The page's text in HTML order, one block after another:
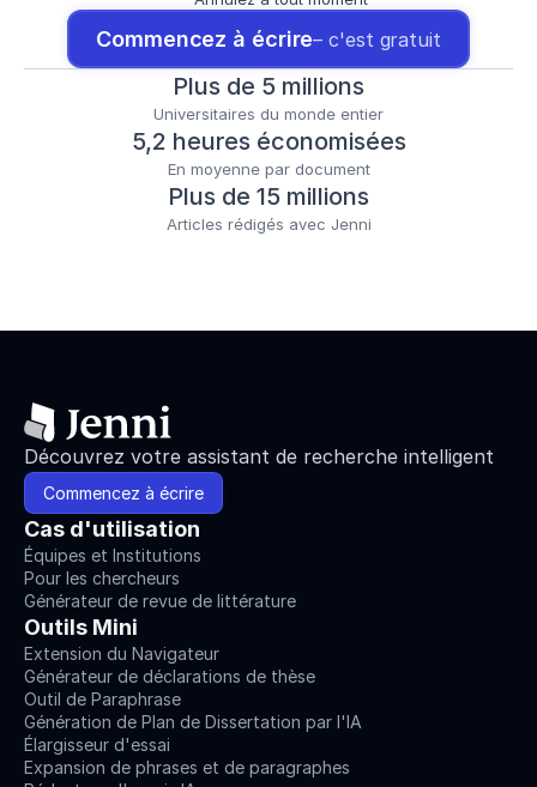
Commencez à écrire– c'est gratuit
Plus de 5 millions
Universitaires du monde entier
5,2 heures économisées
En moyenne par document
Plus de 15 millions
Articles rédigés avec Jenni
Découvrez votre assistant de recherche intelligent
Commencez à écrire
Cas d'utilisation
Équipes et Institutions
Pour les chercheurs
Générateur de revue de littérature
Outils Mini
Extension du Navigateur
Générateur de déclarations de thèse
Outil de Paraphrase
Génération de Plan de Dissertation par l'IA
Élargisseur d'essai
Expansion de phrases et de paragraphes